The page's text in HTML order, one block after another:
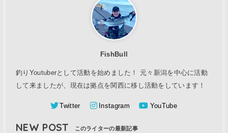
FishBull
釣りYoutuberとして活動を始めました！ 元々新潟を中心に活動
して来ましたが、現在は拠点を関西に移し活動をしています！
Twitter Instagram YouTube
NEW POST